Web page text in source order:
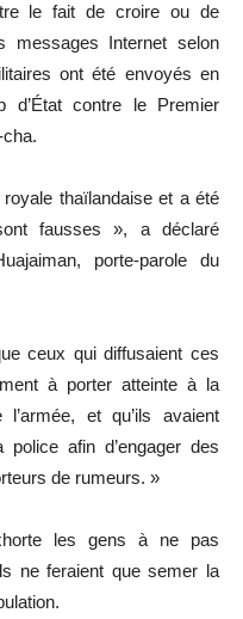
le fait de croire ou de
messages Internet selon
ont été envoyés en
d’État contre le Premier
thaïlandaise et a été
fausses », a déclaré
porte-parole du
ceux qui diffusaient ces
à porter atteinte à la
et qu’ils avaient
afin d’engager des
de rumeurs. »
les gens à ne pas
ne feraient que semer la